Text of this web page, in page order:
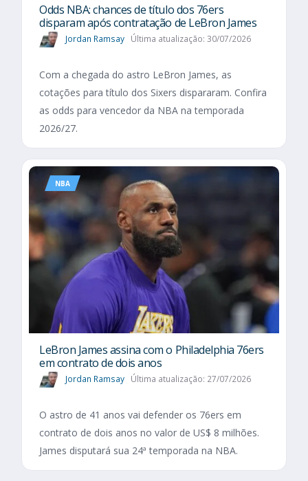
Odds NBA: chances de título dos 76ers
disparam após contratação de LeBron James
Jordan Ramsay Última atualização: 30/07/2026
Com a chegada do astro LeBron James, as
cotações para título dos Sixers dispararam. Confira
as odds para vencedor da NBA na temporada
2026/27.
NBA
LeBron James assina com o Philadelphia 76ers
em contrato de dois anos
Jordan Ramsay Última atualização: 27/07/2026
O astro de 41 anos vai defender os 76ers em
contrato de dois anos no valor de US$ 8 milhões.
James disputará sua 24ª temporada na NBA.